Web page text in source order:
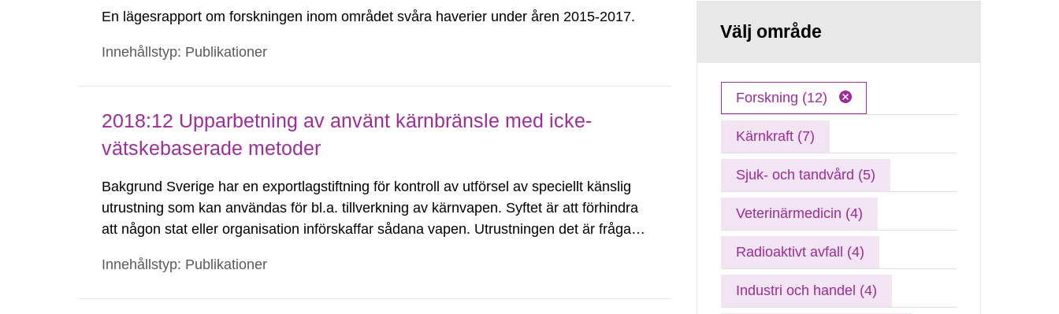
En lägesrapport om forskningen inom området svåra haverier under åren 2015-2017.
Innehållstyp: Publikationer
2018:12 Upparbetning av använt kärnbränsle med icke-
vätskebaserade metoder
Bakgrund Sverige har en exportlagstiftning för kontroll av utförsel av speciellt känslig
utrustning som kan användas för bl.a. tillverkning av kärnvapen. Syftet är att förhindra
att någon stat eller organisation införskaffar sådana vapen. Utrustningen det är frågan
Innehållstyp: Publikationer
Välj område
Forskning (12)
Kärnkraft (7)
Sjuk- och tandvård (5)
Veterinärmedicin (4)
Radioaktivt avfall (4)
Industri och handel (4)